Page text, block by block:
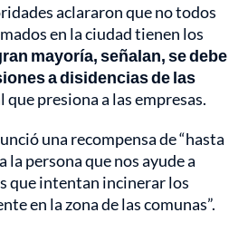
aclararon que no todos
en la ciudad tienen los
mayoría, señalan, se debe
a disidencias de las
presiona a las empresas.
una recompensa de “hasta
la persona que nos ayude a
que intentan incinerar los
en la zona de las comunas”.